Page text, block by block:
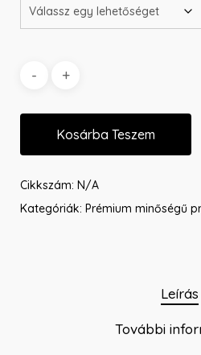
Kosárba Teszem
Cikkszám: N/A
Kategóriák: Prémium minőségű
Leírás
További